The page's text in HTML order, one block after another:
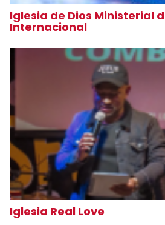
Iglesia de Dios Ministerial
Internacional
Iglesia Real Love